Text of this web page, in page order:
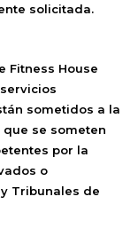
solicitada.
Fitness House
sometidos a la
se someten
por la
o
Tribunales de